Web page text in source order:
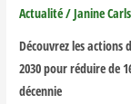
Actualité/Janine
Découvrez les
2030 pour réduire de
décennie
de
16%
d’ici